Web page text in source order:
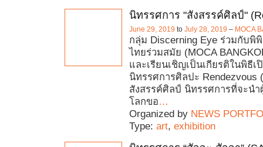
นิทรรศการ "สังสรรค์ศิลป์"
June 29, 2019 to July 28, 2019 – MOCA
กลุ่ม Discerning Eye ร่วมกับ
ไทยร่วมสมัย (MOCA
และเรียนเชิญเป็นเกียรติในพิธีเ
นิทรรศการศิลปะ Rendezvous
สังสรรค์ศิลป์ นิทรรศการที่จะนำ
โลกขอ…
Organized by NEWS
Type: art, exhibition